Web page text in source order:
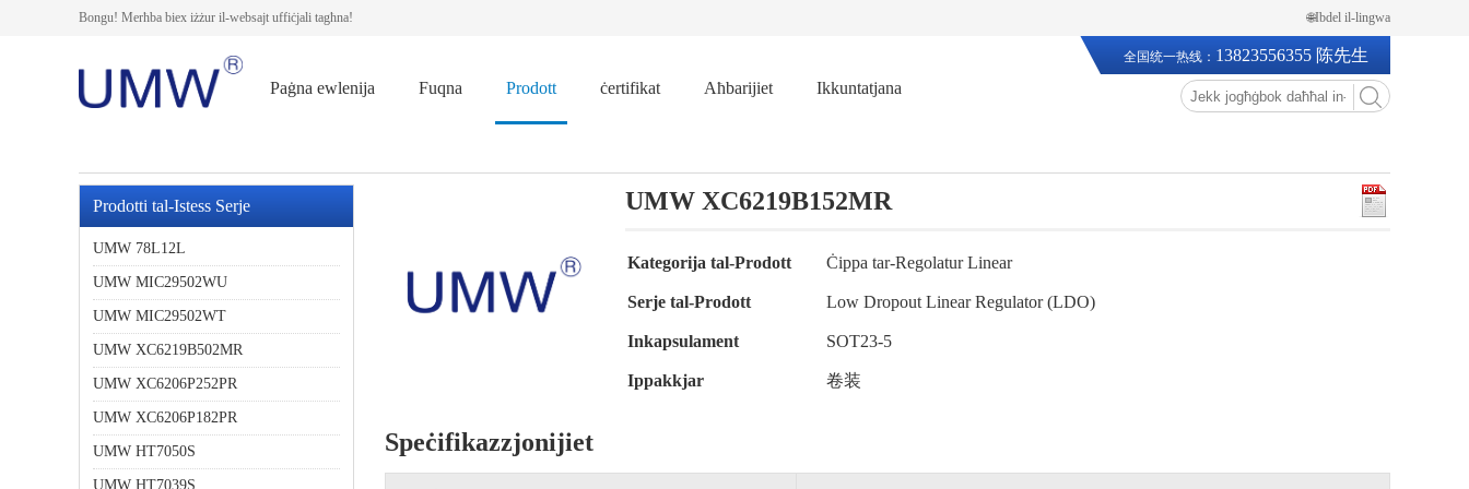
Bongu! Merħba biex iżżur il-websajt uffiċjali tagħna! 🌐Ibdel il-lingwa
Paġna ewlenija Fuqna Prodott ċertifikat Aħbarijiet Ikkuntatjana
全国统一热线： 13823556355 陈先生
Prodotti tal-Istess Serje
UMW 78L12L
UMW MIC29502WU
UMW MIC29502WT
UMW XC6219B502MR
UMW XC6206P252PR
UMW XC6206P182PR
UMW HT7050S
UMW HT7039S
UMW XC6219B152MR
Kategorija tal-Prodott Ċippa tar-Regolatur Linear
Serje tal-Prodott Low Dropout Linear Regulator (LDO)
Inkapsulament SOT23-5
Ippakkjar 卷装
Speċifikazzjonijiet